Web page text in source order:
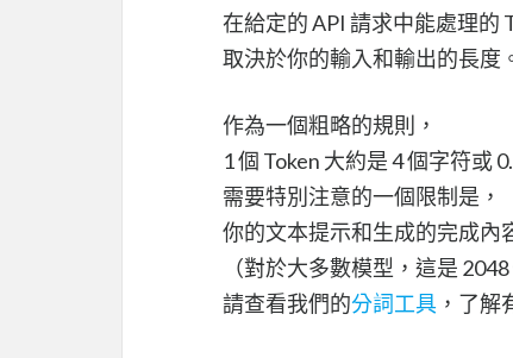
在給定的 API 請求中能處理的
取決於你的輸入和輸出的長度
作為一個粗略的規則，
1 個 Token 大約是 4 個字符或
需要特別注意的一個限制是，
你的文本提示和生成的完成內
（對於大多數模型，這是
請查看我們的分詞工具 ，了解